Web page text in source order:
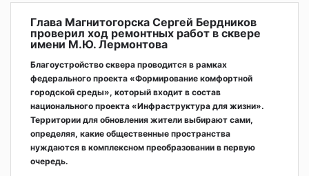
Глава Магнитогорска Сергей Бердников
проверил ход ремонтных работ в сквере
имени М.Ю. Лермонтова
Благоустройство сквера проводится в рамках
федерального проекта «Формирование комфортной
городской среды», который входит в состав
национального проекта «Инфраструктура для жизни».
Территории для обновления жители выбирают сами,
определяя, какие общественные пространства
нуждаются в комплексном преобразовании в первую
очередь.